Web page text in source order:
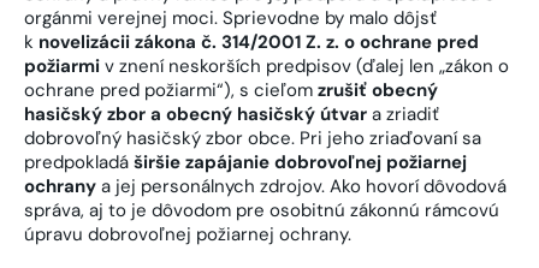
orgánmi verejnej moci. Sprievodne by malo dôjsť
k novelizácii zákona č. 314/2001 Z. z. o ochrane pred
požiarmi v znení neskorších predpisov (ďalej len „zákon o
ochrane pred požiarmi“), s cieľom zrušiť obecný
hasičský zbor a obecný hasičský útvar a zriadiť
dobrovoľný hasičský zbor obce. Pri jeho zriaďovaní sa
predpokladá širšie zapájanie dobrovoľnej požiarnej
ochrany a jej personálnych zdrojov. Ako hovorí dôvodová
správa, aj to je dôvodom pre osobitnú zákonnú rámcovú
úpravu dobrovoľnej požiarnej ochrany.